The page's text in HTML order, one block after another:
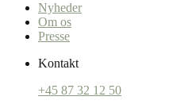
Nyheder
Om os
Presse
Kontakt
+45 87 32 12 50